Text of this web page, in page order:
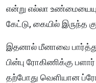
என்று எல்லா
கேட்டு, கையில் இருந்த
இதனால் மீனாவை பார்த்து
பின்பு ரோகிணிக்கு
தற்போது வெளியான